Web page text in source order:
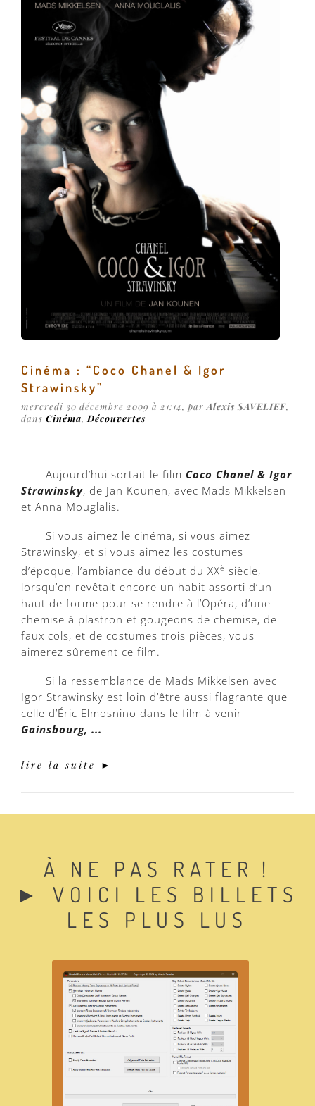
Cinéma : “Coco Chanel & Igor
Strawinsky”
mercredi 30 décembre 2009 à 21:14, par Alexis SAVELIEF,
dans Cinéma, Découvertes
Aujourd’hui sortait le film Coco Chanel & Igor
Strawinsky, de Jan Kounen, avec Mads Mikkelsen
et Anna Mouglalis.
Si vous aimez le cinéma, si vous aimez
Strawinsky, et si vous aimez les costumes
d’époque, l’ambiance du début du XXè
siècle,
lorsqu’on revêtait encore un habit assorti d’un
haut de forme pour se rendre à l’Opéra, d’une
chemise à plastron et gougeons de chemise, de
faux cols, et de costumes trois pièces, vous
aimerez sûrement ce film.
Si la ressemblance de Mads Mikkelsen avec
Igor Strawinsky est loin d’être aussi flagrante que
celle d’Éric Elmosnino dans le film à venir
Gainsbourg, ...
lire la suite ►
À NE PAS RATER !
► VOICI LES BILLETS
LES PLUS LUS